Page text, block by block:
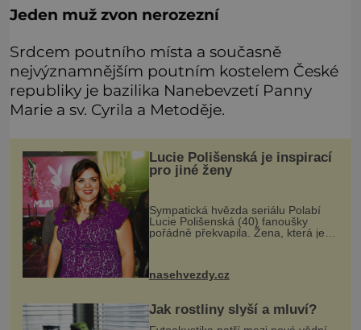
Jeden muž zvon nerozezní
Srdcem poutního místa a současně
nejvýznamnějším poutním kostelem České
republiky je bazilika Nanebevzetí Panny
Marie a sv. Cyrila a Metoděje.
Lucie Polišenská je inspirací
pro jiné ženy
Sympatická hvězda seriálu Polabí
Lucie Polišenská (40) fanoušky
pořádně překvapila. Žena, která je
nasehvezdy.cz
Jak rostliny slyší a mluví?